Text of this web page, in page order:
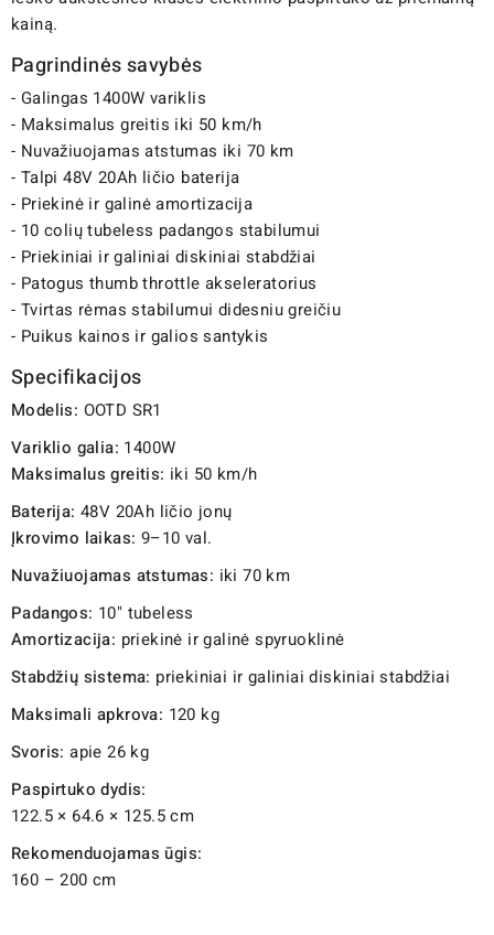
kainą.
Pagrindinės savybės
- Galingas 1400W variklis
- Maksimalus greitis iki 50 km/h
- Nuvažiuojamas atstumas iki 70 km
- Talpi 48V 20Ah ličio baterija
- Priekinė ir galinė amortizacija
- 10 colių tubeless padangos stabilumui
- Priekiniai ir galiniai diskiniai stabdžiai
- Patogus thumb throttle akseleratorius
- Tvirtas rėmas stabilumui didesniu greičiu
- Puikus kainos ir galios santykis
Specifikacijos
Modelis: OOTD SR1
Variklio galia: 1400W
Maksimalus greitis: iki 50 km/h
Baterija: 48V 20Ah ličio jonų
Įkrovimo laikas: 9–10 val.
Nuvažiuojamas atstumas: iki 70 km
Padangos: 10" tubeless
Amortizacija: priekinė ir galinė spyruoklinė
Stabdžių sistema: priekiniai ir galiniai diskiniai stabdžiai
Maksimali apkrova: 120 kg
Svoris: apie 26 kg
Paspirtuko dydis:
122.5 × 64.6 × 125.5 cm
Rekomenduojamas ūgis:
160 – 200 cm